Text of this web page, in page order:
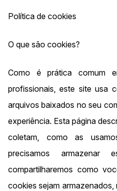
Política de cookies
O que são cookies?
Como é prática comum
profissionais, este site usa
arquivos baixados no seu
experiência. Esta página
coletam, como as
precisamos armazenar
compartilharemos como
cookies sejam